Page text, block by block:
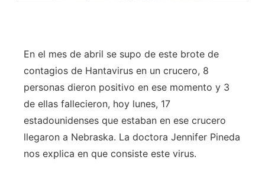
En el mes de abril se supo de este brote de
contagios de Hantavirus en un crucero, 8
personas dieron positivo en ese momento y 3
de ellas fallecieron, hoy lunes, 17
estadounidenses que estaban en ese crucero
llegaron a Nebraska. La doctora Jennifer Pineda
nos explica en que consiste este virus.